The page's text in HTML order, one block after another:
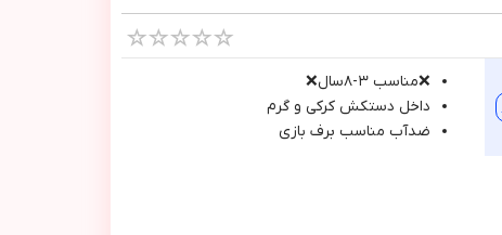
❌مناسب ٣-٨سال❌
داخل دستكش كركي و گرم
ضدآب مناسب برف بازي